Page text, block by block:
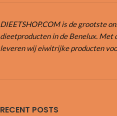
DIEETSHOP.COM is de grootste
dieetproducten in de Benelux. Met
leveren wij eiwitrijke producten
RECENT POSTS